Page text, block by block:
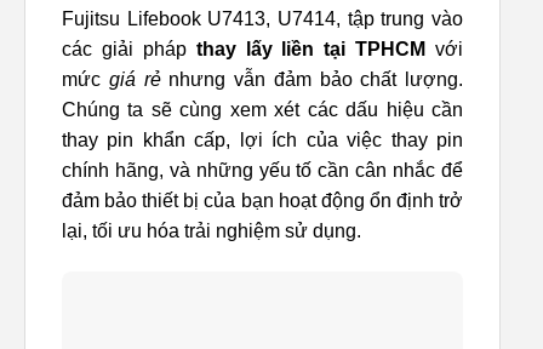
Fujitsu Lifebook U7413, U7414, tập trung vào
các giải pháp thay lấy liền tại TPHCM với
mức giá rẻnhưng vẫn đảm bảo chất lượng.
Chúng ta sẽ cùng xem xét các dấu hiệu cần
thay pin khẩn cấp, lợi ích của việc thay pin
chính hãng, và những yếu tố cần cân nhắc để
đảm bảo thiết bị của bạn hoạt động ổn định trở
lại, tối ưu hóa trải nghiệm sử dụng.